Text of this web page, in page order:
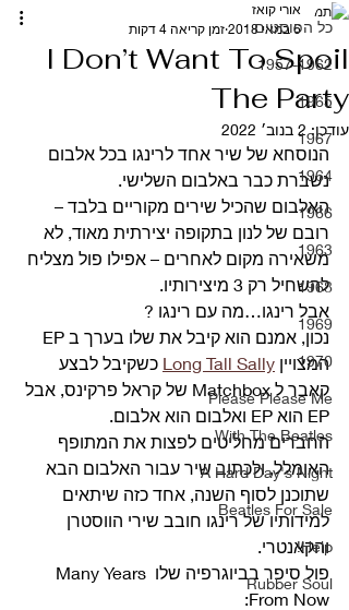
כל הפוסטים
1957-1962
1965
1967
1964
1966
1963
1968
1969
1970
Please Please Me
With The Beatles
A Hard Day's Night
Beatles For Sale
Help!
Rubber Soul
I Don’t Want To Spoil
The Party
אורי קואז
6 במאי 2018
זמן קריאה 4 דקות
עודכן:2 בנוב׳ 2022
הנוסחא של שיר אחד לרינגו בכל אלבום
נשברת כבר באלבום השלישי.
האלבום שהכיל שירים מקוריים בלבד –
רובם של לנון בתקופה יצירתית מאוד, לא
משאירה מקום לאחרים – אפילו פול מצליח
להשחיל רק 3 מיצירותיו.
אבל רינגו…מה עם רינגו ?
המצויין Long Tall Sally כשקיבל לבצע
קאבר ל Matchbox של קראל פרקינס, אבל
EP הוא EP ואלבום הוא אלבום.
החברים מחליטים לפצות את המתופף
האומלל, ולכתוב שיר עבור האלבום הבא
שתוכנן לסוף השנה, אחד כזה שיתאים
למידותיו של רינגו חובב שירי הווסטרן
והקאנטרי.
פול סיפר בביוגרפיה שלו Many Years
From Now: